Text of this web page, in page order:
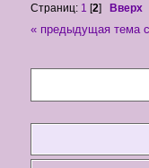
Страниц: 1 [2] Вверх
« предыдущая тема